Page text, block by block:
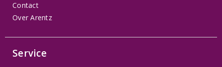
Contact
Over Arentz
Service